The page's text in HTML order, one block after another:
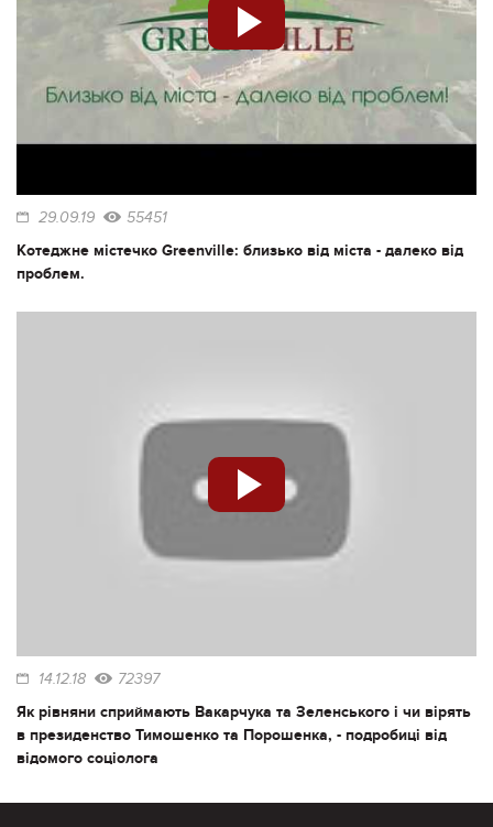
29.09.19 55451
Котеджне містечко Greenville: близько від міста - далеко від
проблем.
14.12.18 72397
Як рівняни сприймають Вакарчука та Зеленського і чи вірять
в президенство Тимошенко та Порошенка, - подробиці від
відомого соціолога